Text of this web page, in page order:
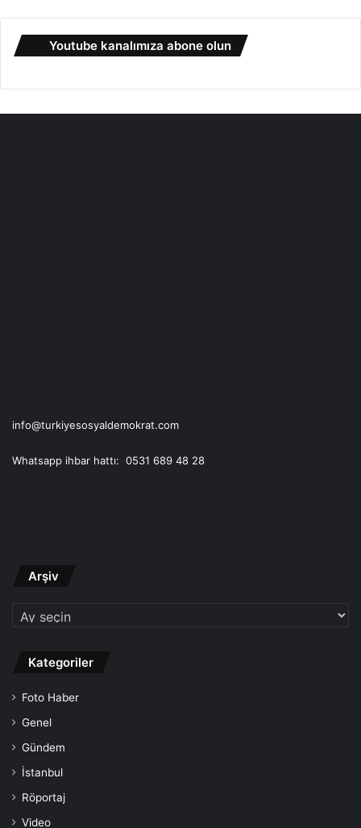
c
e
b
o
u
T
u
b
s
a
g
Youtube kanalımıza abone olun
info@turkiyesosyaldemokrat.com
Whatsapp ihbar hattı: 0531 689 48 28
Arşiv
Kategoriler
Foto Haber
Genel
Gündem
İstanbul
Röportaj
Video